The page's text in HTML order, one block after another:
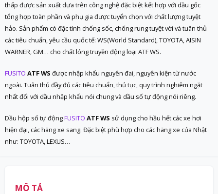
thấp được sản xuất dựa trên công nghệ đặc biệt kết hợp với dầu gốc
tổng hợp toàn phần và phụ gia được tuyển chọn với chất lượng tuyệt
hảo. Sản phẩm có đặc tính chống sốc, chống rung tuyệt vời và tuân thủ
các tiêu chuẩn, yêu cầu quốc tế: WS(World Standard), TOYOTA, AISIN
WARNER, GM… cho chất lỏng truyền động loại ATF WS.
FUSITO ATF WS được nhập khẩu nguyên đai, nguyên kiện từ nước
ngoài. Tuân thủ đầy đủ các tiêu chuẩn, thủ tục, quy trình nghiêm ngặt
nhất đối với dầu nhập khẩu nói chung và dầu số tự động nói riêng.
Dầu hộp số tự độngFUSITO ATF WS sử dụng cho hầu hết các xe hơi
hiện đại, các hãng xe sang. Đặc biệt phù hợp cho các hãng xe của Nhật
như: TOYOTA, LEXUS…
MÔ TẢ